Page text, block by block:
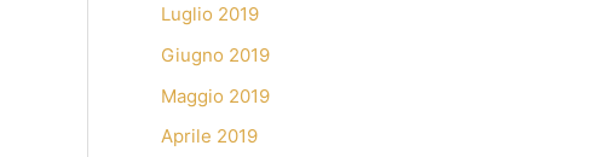
Luglio 2019
Giugno 2019
Maggio 2019
Aprile 2019